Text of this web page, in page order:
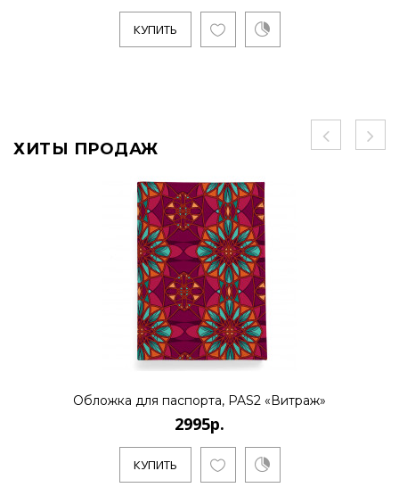
КУПИТЬ
ХИТЫ ПРОДАЖ
Обложка для паспорта, PAS2 «Витраж»
2995р.
КУПИТЬ